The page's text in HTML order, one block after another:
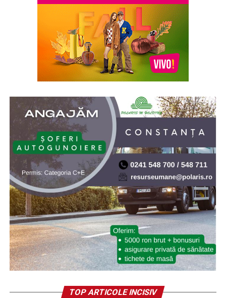
de smochină, cocos și lemn de santal sunt perfecte
pentru serile de vară.
Indiferent de preferințe, sezonul cald este momentul
ideal să experimentezi și să descoperi parfumuri
inspirate din universul parfumeriei de nișă. Iar colecția
ingredientele premium, creativitatea și accesibilitatea
pot exista în aceeași sticlă.
(Advertorial)
TOP ARTICOLE INCISIV